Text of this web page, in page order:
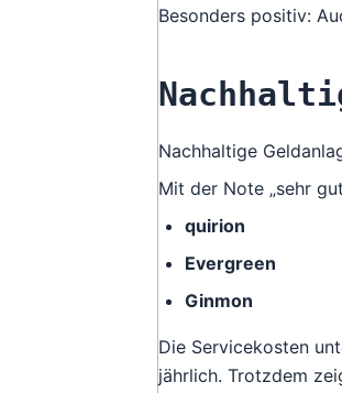
Besonders positiv:
Nachhaltige
Mit der Note „sehr
quirion
Evergreen
Ginmon
Die Servicekosten
jährlich. Trotzdem